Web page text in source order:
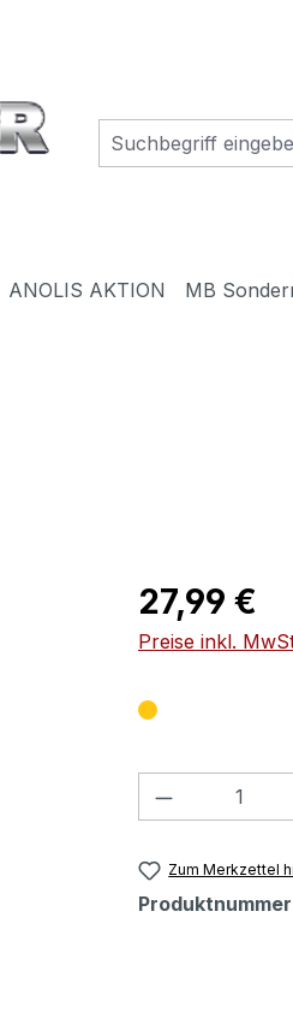
ANOLIS AKTION MB
Regulärer Preis:
27,99 €
Preise inkl.
Produkt
Zum Merkzettel